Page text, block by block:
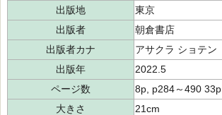
出版地
東京
出版者
朝倉書店
出版者カナ
アサクラ ショテン
出版年
2022.5
ページ数
8p, p284～490 33p
大きさ
21cm